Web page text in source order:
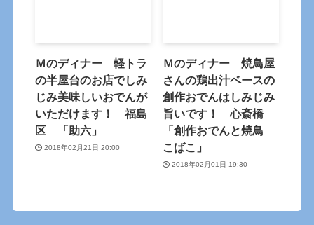
Ｍのディナー 軽トラ
の半屋台のお店でしみ
じみ美味しいおでんが
いただけます！ 福島
区 「助六」
2018年02月21日 20:00
Ｍのディナー 焼鳥屋
さんの鶏出汁ベースの
創作おでんはしみじみ
旨いです！ 心斎橋
「創作おでんと焼鳥
こばこ」
2018年02月01日 19:30